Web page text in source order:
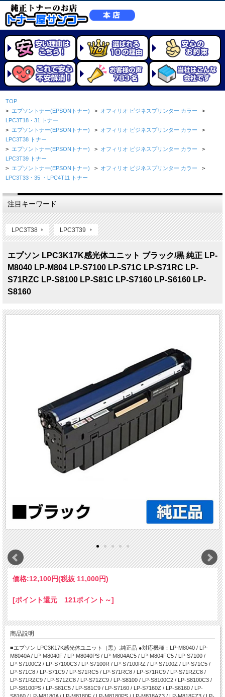
TOP
> エプソントナー(EPSONトナー) > オフィリオ ビジネスプリンター カラー >
LPC3T18・31 トナー
> エプソントナー(EPSONトナー) > オフィリオ ビジネスプリンター カラー >
LPC3T38 トナー
> エプソントナー(EPSONトナー) > オフィリオ ビジネスプリンター カラー >
LPC3T39 トナー
> エプソントナー(EPSONトナー) > オフィリオ ビジネスプリンター カラー >
LPC3T33・35 ・LPC4T11 トナー
注目キーワード
LPC3T38 LPC3T39
エプソン LPC3K17K感光体ユニット ブラック/黒 純正 LP-
M8040 LP-M804 LP-S7100 LP-S71C LP-S71RC LP-
S71RZC LP-S8100 LP-S81C LP-S7160 LP-S6160 LP-
S8160
価格:12,100円(税抜 11,000円)
[ポイント還元 121ポイント～]
商品説明
■エプソン LPC3K17K感光体ユニット（黒）:純正品 ●対応機種：LP-M8040 / LP-
M8040A / LP-M8040F / LP-M8040PS / LP-M804AC5 / LP-M804FC5 / LP-S7100 /
LP-S7100C2 / LP-S7100C3 / LP-S7100R / LP-S7100RZ / LP-S7100Z / LP-S71C5 /
LP-S71C8 / LP-S71C9 / LP-S71RC5 / LP-S71RC8 / LP-S71RC9 / LP-S71RZC8 /
LP-S71RZC9 / LP-S71ZC8 / LP-S71ZC9 / LP-S8100 / LP-S8100C2 / LP-S8100C3 /
LP-S8100PS / LP-S81C5 / LP-S81C9 / LP-S7160 / LP-S7160Z / LP-S6160 / LP-